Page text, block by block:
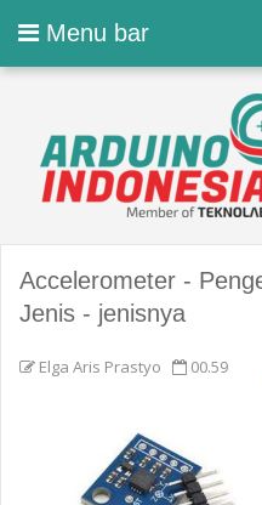
Menu bar
Accelerometer -
Jenis - jenisnya
Elga Aris Prastyo 00.59